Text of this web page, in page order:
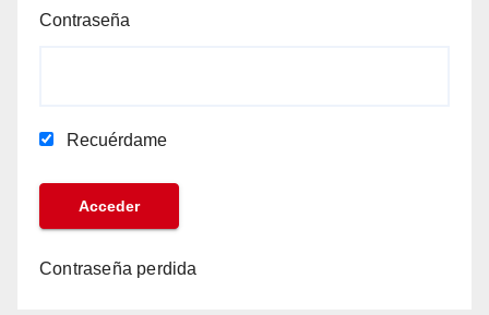
Contraseña
Recuérdame
Contraseña perdida